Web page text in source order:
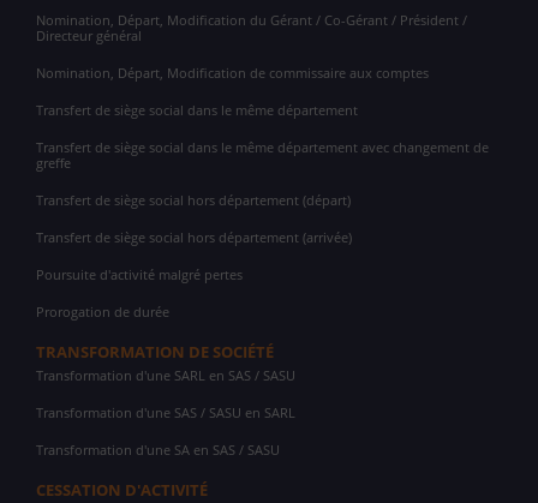
Nomination, Départ, Modification du Gérant / Co-Gérant / Président /
Directeur général
Nomination, Départ, Modification de commissaire aux comptes
Transfert de siège social dans le même département
Transfert de siège social dans le même département avec changement de
greffe
Transfert de siège social hors département (départ)
Transfert de siège social hors département (arrivée)
Poursuite d'activité malgré pertes
Prorogation de durée
TRANSFORMATION DE SOCIÉTÉ
Transformation d'une SARL en SAS / SASU
Transformation d'une SAS / SASU en SARL
Transformation d'une SA en SAS / SASU
CESSATION D'ACTIVITÉ